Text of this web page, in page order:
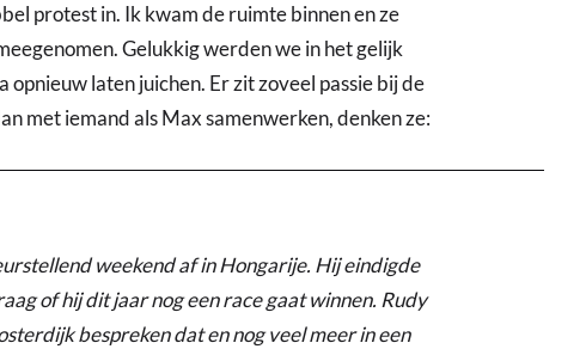
protest in. Ik kwam de ruimte binnen en ze
Gelukkig werden we in het gelijk
laten juichen. Er zit zoveel passie bij de
met iemand als Max samenwerken, denken ze:
weekend af in Hongarije. Hij eindigde
of hij dit jaar nog een race gaat winnen. Rudy
bespreken dat en nog veel meer in een